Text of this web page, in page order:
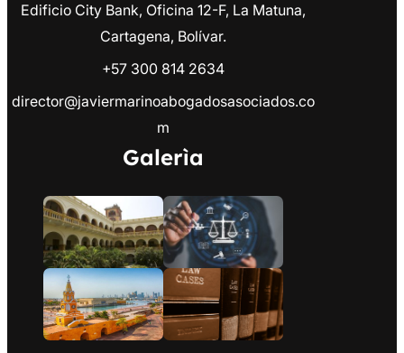
Edificio City Bank, Oficina 12-F, La Matuna,
Cartagena, Bolívar.
+57 300 814 2634
director@javiermarinoabogadosasociados.co
m
Galerìa